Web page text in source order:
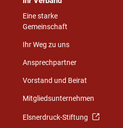
Eine starke
Gemeinschaft
Ihr Weg zu uns
Ansprechpartner
Vorstand und Beirat
Mitgliedsunternehmen
Elsnerdruck-Stiftung